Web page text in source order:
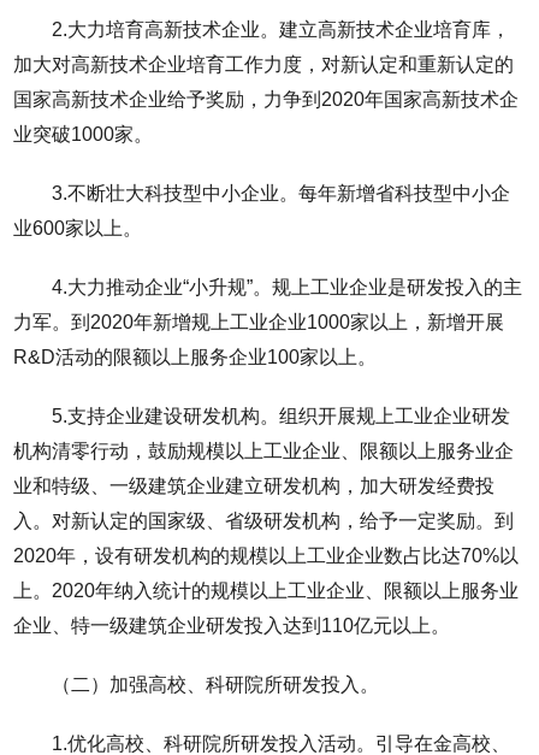
2.大力培育高新技术企业。建立高新技术企业培育库，
加大对高新技术企业培育工作力度，对新认定和重新认定的
国家高新技术企业给予奖励，力争到2020年国家高新技术企
业突破1000家。
3.不断壮大科技型中小企业。每年新增省科技型中小企
业600家以上。
4.大力推动企业“小升规”。规上工业企业是研发投入的主
力军。到2020年新增规上工业企业1000家以上，新增开展
R&D活动的限额以上服务企业100家以上。
5.支持企业建设研发机构。组织开展规上工业企业研发
机构清零行动，鼓励规模以上工业企业、限额以上服务业企
业和特级、一级建筑企业建立研发机构，加大研发经费投
入。对新认定的国家级、省级研发机构，给予一定奖励。到
2020年，设有研发机构的规模以上工业企业数占比达70%以
上。2020年纳入统计的规模以上工业企业、限额以上服务业
企业、特一级建筑企业研发投入达到110亿元以上。
（二）加强高校、科研院所研发投入。
1.优化高校、科研院所研发投入活动。引导在金高校、